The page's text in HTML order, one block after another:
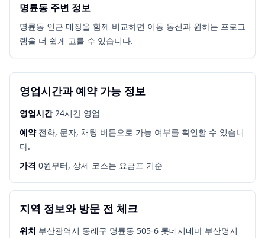
명륜동 주변 정보
명륜동 인근 매장을 함께 비교하면 이동 동선과 원하는 프로그
램을 더 쉽게 고를 수 있습니다.
영업시간과 예약 가능 정보
영업시간 24시간 영업
예약 전화, 문자, 채팅 버튼으로 가능 여부를 확인할 수 있습니
다.
가격 0원부터, 상세 코스는 요금표 기준
지역 정보와 방문 전 체크
위치 부산광역시 동래구 명륜동 505-6 롯데시네마 부산명지